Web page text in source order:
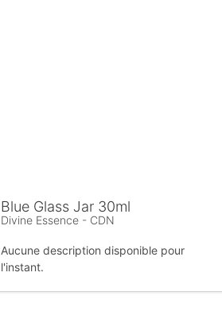
Blue Glass Jar 30ml
Divine Essence - CDN
Aucune description disponible pour
l'instant.